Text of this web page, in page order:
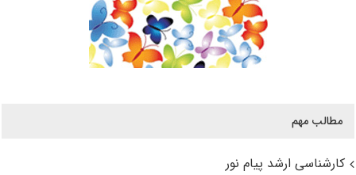
مطالب مهم
کارشناسی ارشد پیام نور